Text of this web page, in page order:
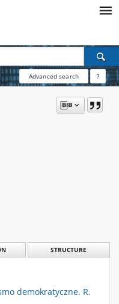
Advanced search ?
STRUCTURE
demokratyczne. R.